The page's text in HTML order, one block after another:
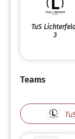
TuS
3
Teams